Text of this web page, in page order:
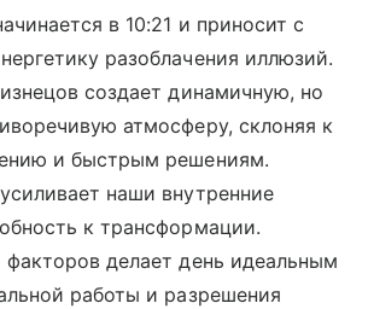
в 10:21 и приносит с
разоблачения иллюзий.
создает динамичную, но
атмосферу, склоняя к
и быстрым решениям.
наши внутренние
к трансформации.
факторов делает день идеальным
работы и разрешения